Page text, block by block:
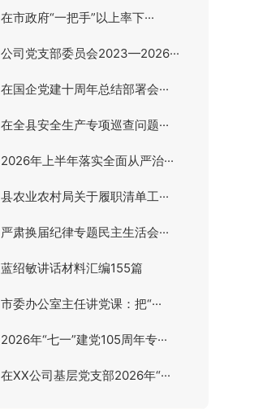
在市政府“一把手”以上率下···
公司党支部委员会2023—2026···
在国企党建十周年总结部署会···
在全县安全生产专项巡查问题···
2026年上半年落实全面从严治···
县农业农村局关于履职清单工···
严肃换届纪律专题民主生活会···
蓝绍敏讲话材料汇编155篇
市委办公室主任讲党课：把“···
2026年“七一”建党105周年专···
在XX公司基层党支部2026年“···